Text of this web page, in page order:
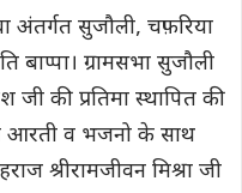
अंतर्गत सुजौली, चफ़रिया
बाप्पा। ग्रामसभा सुजौली
जी की प्रतिमा स्थापित की
आरती व भजनो के साथ
श्रीरामजीवन मिश्रा जी